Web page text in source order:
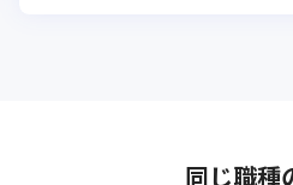
同じ職種